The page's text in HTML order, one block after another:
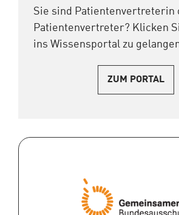
Sie sind Patientenvertreterin
Patientenvertreter? Klicken
ins Wissensportal zu
ZUM PORTAL